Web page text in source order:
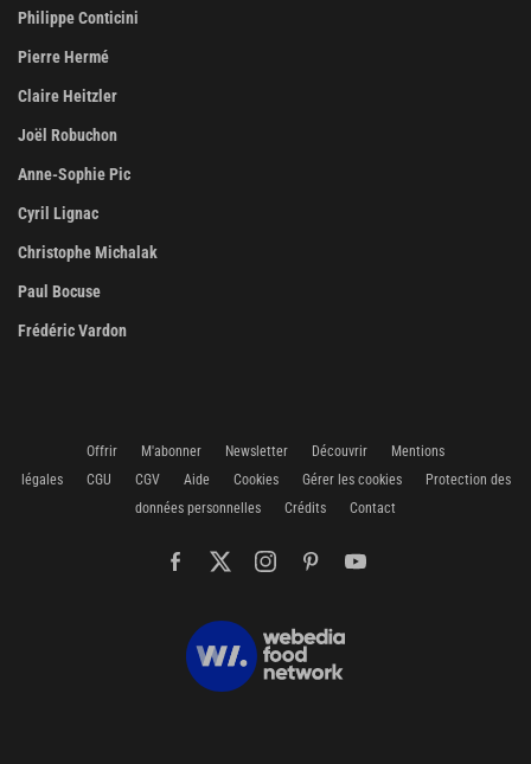
Philippe Conticini
Pierre Hermé
Claire Heitzler
Joël Robuchon
Anne-Sophie Pic
Cyril Lignac
Christophe Michalak
Paul Bocuse
Frédéric Vardon
Offrir M'abonner Newsletter Découvrir
Mentions
légales
CGU CGV Aide Cookies Gérer les cookies
Protection des
données personnelles
Crédits Contact